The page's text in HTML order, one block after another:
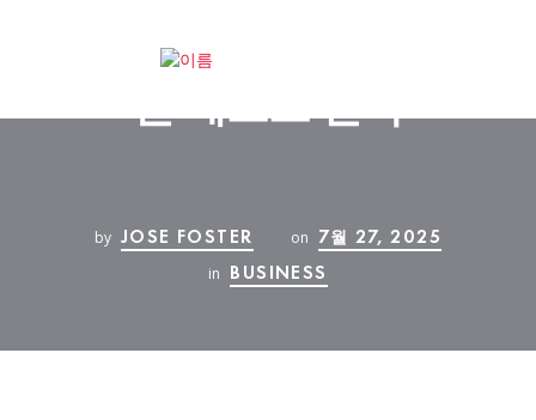
꽁머니 참여자 후기서 뽑
은 베스트 전략
by JOSE FOSTER on 7월 27, 2025
in BUSINESS